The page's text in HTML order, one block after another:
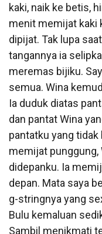
kaki, naik ke betis,
menit memijat kaki
dipijat. Tak lupa
tangannya ia
meremas bijiku.
semua. Wina
Ia duduk diatas
dan pantat Wina
pantatku yang tidak
memijat punggung,
didepanku. Ia
depan. Mata saya
g-stringnya yang
Bulu kemaluan
Sambil menikmati